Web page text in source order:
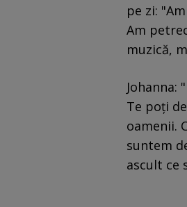
pe zi:
Am
muzică,
Te poți
oamenii.
suntem
ascult ce